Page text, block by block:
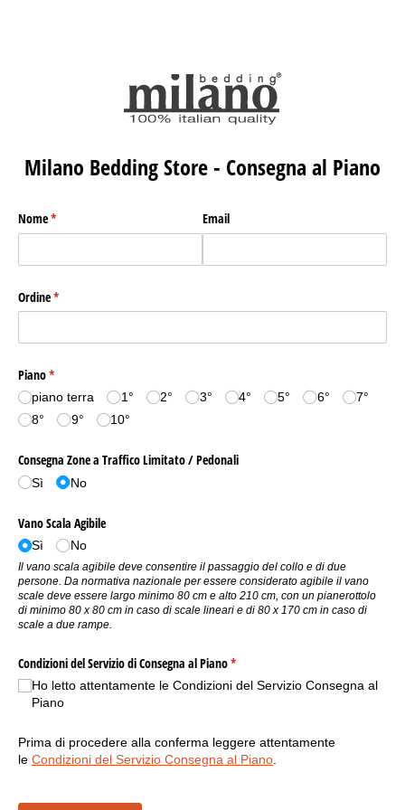
Milano Bedding Store - Consegna al Piano
Nome*
(richiesto) Email
Ordine*
(richiesto)
Piano*
(richiesto)
piano terra 1° 2° 3° 4° 5° 6°
7°
8°
9° 10°
Consegna Zone a Traffico Limitato /​ Pedonali
Sì No
Vano Scala Agibile
Sì No
Il vano scala agibile deve consentire il passaggio del collo e di due
persone. Da normativa nazionale per essere considerato agibile il vano
scale deve essere largo minimo 80 cm e alto 210 cm, con un pianerottolo
di minimo 80 x 80 cm in caso di scale lineari e di 80 x 170 cm in caso di
scale a due rampe.
Condizioni del Servizio di Consegna al Piano*
(richiesto)
Ho letto attentamente le Condizioni del Servizio Consegna al
Piano
Prima di procedere alla conferma leggere attentamente
le Condizioni del Servizio Consegna al Piano.